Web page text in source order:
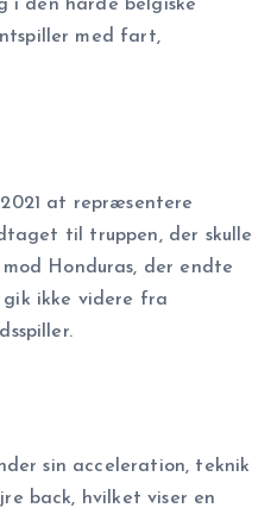
i den hårde belgiske
med fart,
at repræsentere
til truppen, der skulle
Honduras, der endte
ikke videre fra
sin acceleration, teknik
back, hvilket viser en